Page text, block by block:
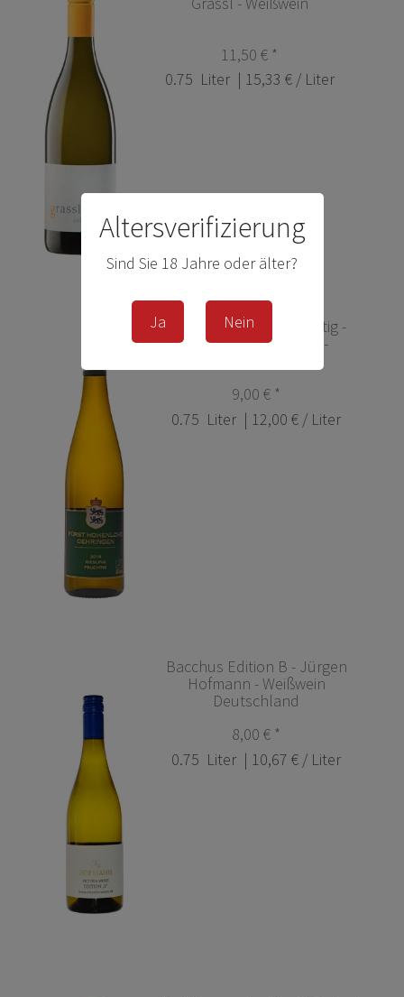
Altersverifizierung
Sind Sie 18 Jahre oder älter?
Ja Nein
11,50 € *
0.75 Liter | 15,33 € / Liter
Riesling Gutswein fruchtig -
Fürst zu Hohenlohe -
9,00 € *
0.75 Liter | 12,00 € / Liter
Bacchus Edition B - Jürgen
Hofmann - Weißwein
Deutschland
8,00 € *
0.75 Liter | 10,67 € / Liter